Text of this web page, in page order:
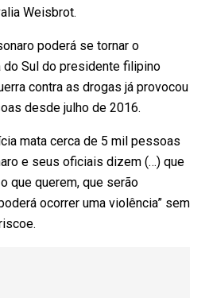
Weisbrot.
poderá se tornar o
do Sul do presidente filipino
contra as drogas já provocou
desde julho de 2016.
mata cerca de 5 mil pessoas
e seus oficiais dizem (…) que
que querem, que serão
ocorrer uma violência” sem